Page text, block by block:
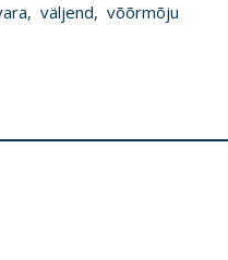
,väljend,võõrmõju